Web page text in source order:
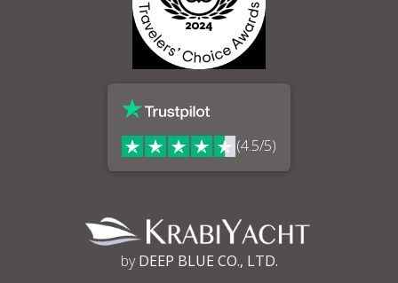
(4.5/5)
byDEEP BLUE CO., LTD.